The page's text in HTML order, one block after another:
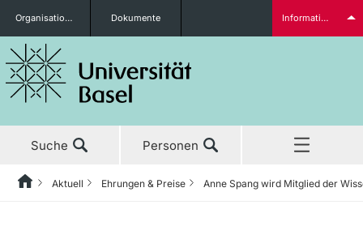
Studieninteressierte
Organisationseinheiten Dokumente Informationen für...
Suche Personen
HomeZurückAktuell Ehrungen & Preise Anne Spang wird Mitglied der